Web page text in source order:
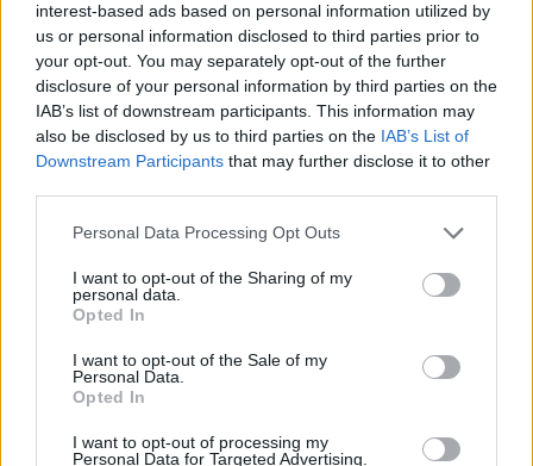
interest-based ads based on personal information utilized by
us or personal information disclosed to third parties prior to
your opt-out. You may separately opt-out of the further
disclosure of your personal information by third parties on the
IAB’s list of downstream participants. This information may
also be disclosed by us to third parties on the IAB’s List of
Downstream Participants that may further disclose it to other
Personal Data Processing Opt Outs
I want to opt-out of the Sharing of my
personal data.
Opted In
I want to opt-out of the Sale of my
Personal Data.
Opted In
I want to opt-out of processing my
Personal Data for Targeted Advertising.
Esim for Global
Esim for USA| Esim for Italy| Esim for Spain|Esim